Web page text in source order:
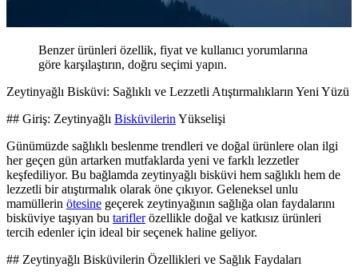
Benzer ürünleri özellik, fiyat ve kullanıcı yorumlarına
göre karşılaştırın, doğru seçimi yapın.
Zeytinyağlı Bisküvi: Sağlıklı ve Lezzetli Atıştırmalıkların Yeni Yüzü
## Giriş: Zeytinyağlı Bisküvilerin Yükselişi
Günümüzde sağlıklı beslenme trendleri ve doğal ürünlere olan ilgi
her geçen gün artarken mutfaklarda yeni ve farklı lezzetler
keşfediliyor. Bu bağlamda zeytinyağlı bisküvi hem sağlıklı hem de
lezzetli bir atıştırmalık olarak öne çıkıyor. Geleneksel unlu
mamüllerin ötesine geçerek zeytinyağının sağlığa olan faydalarını
bisküviye taşıyan bu tariflerözellikle doğal ve katkısız ürünleri
tercih edenler için ideal bir seçenek haline geliyor.
## Zeytinyağlı Bisküvilerin Özellikleri ve Sağlık Faydaları